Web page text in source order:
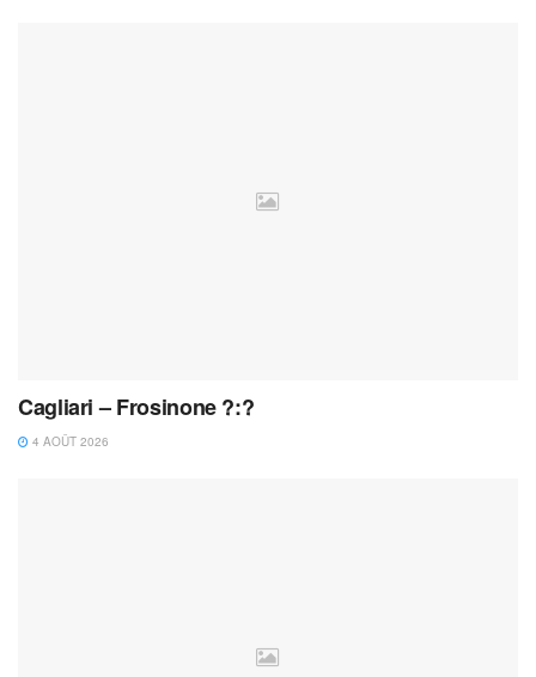
Cagliari – Frosinone ?:?
4 AOÛT 2026